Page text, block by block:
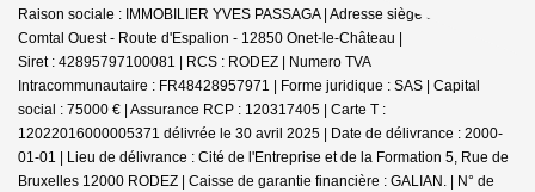
Raison sociale : IMMOBILIER YVES PASSAGA | Adresse siège social : Le
Comtal Ouest - Route d'Espalion - 12850 Onet-le-Château |
Siret : 42895797100081 | RCS : RODEZ | Numero TVA
Intracommunautaire : FR48428957971 | Forme juridique : SAS | Capital
social : 75000 € | Assurance RCP : 120317405 | Carte T :
12022016000005371 délivrée le 30 avril 2025 | Date de délivrance : 2000-
01-01 | Lieu de délivrance : Cité de l'Entreprise et de la Formation 5, Rue de
Bruxelles 12000 RODEZ | Caisse de garantie financière : GALIAN. | N° de